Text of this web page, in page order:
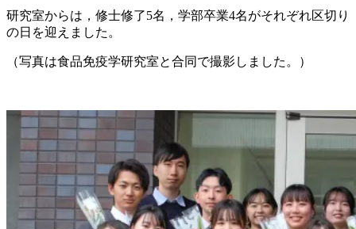
研究室からは，修士修了5名，学部卒業4名がそれぞれ区切り
の日を迎えました。
（写真は食品免疫学研究室と合同で撮影しました。）